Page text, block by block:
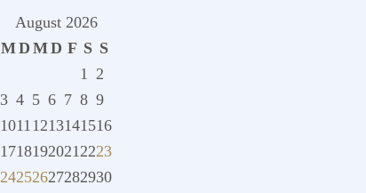
August 2026
MD MD F S S
1 2
3 4 5 6 7 8 9
10111213141516
17181920212223
24252627282930